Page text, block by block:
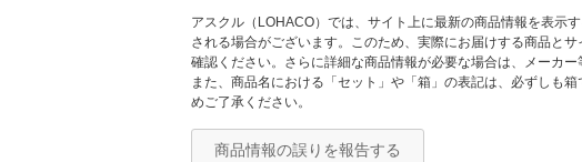
アスクル（LOHACO）では、サイト上に最新の商品情報を表示
される場合がございます。このため、実際にお届けする商品と
確認ください。さらに詳細な商品情報が必要な場合は、メーカー
また、商品名における「セット」や「箱」の表記は、必ずしも
めご了承ください。
商品情報の誤りを報告する